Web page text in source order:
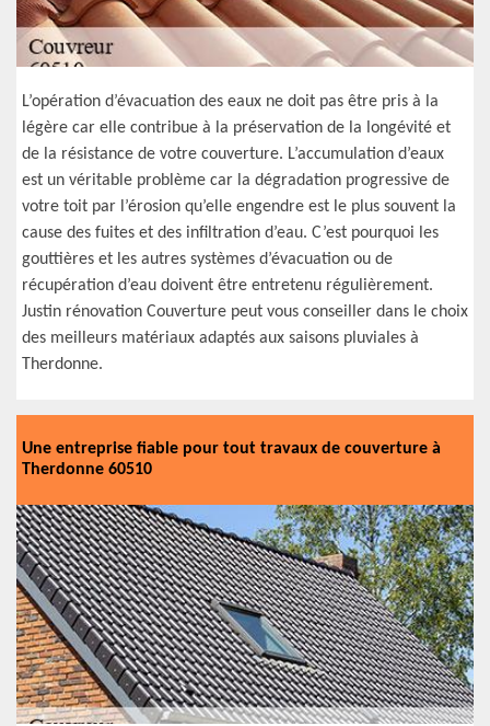
L’opération d’évacuation des eaux ne doit pas être pris à la
légère car elle contribue à la préservation de la longévité et
de la résistance de votre couverture. L’accumulation d’eaux
est un véritable problème car la dégradation progressive de
votre toit par l’érosion qu’elle engendre est le plus souvent la
cause des fuites et des infiltration d’eau. C’est pourquoi les
gouttières et les autres systèmes d’évacuation ou de
récupération d’eau doivent être entretenu régulièrement.
Justin rénovation Couverture peut vous conseiller dans le choix
des meilleurs matériaux adaptés aux saisons pluviales à
Therdonne.
Une entreprise fiable pour tout travaux de couverture à
Therdonne 60510